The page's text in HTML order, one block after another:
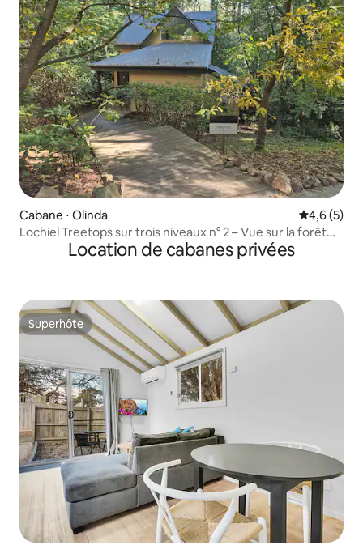
Cabane ⋅ Olinda Évaluation
4,6 (5)
Lochiel Treetops sur trois niveaux n° 2 – Vue sur la forêt
pour 2 personnes
Location de cabanes privées
Superhôte
Superhôte